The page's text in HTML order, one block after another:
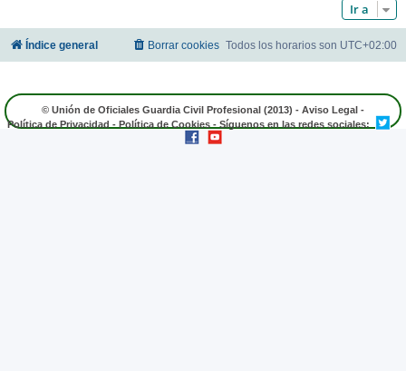
Ir a
Índice general Todos los horarios son UTC+02:00
Borrar cookies
© Unión de Oficiales Guardia Civil Profesional (2013) - Aviso Legal -
Política de Privacidad - Política de Cookies - Síguenos en las redes sociales: